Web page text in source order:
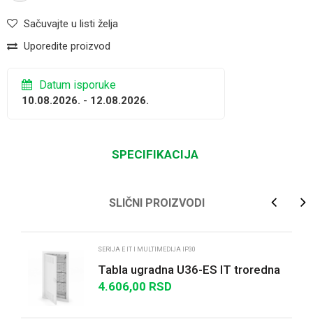
Sačuvajte u listi želja
Uporedite proizvod
Datum isporuke
10.08.2026. - 12.08.2026.
SPECIFIKACIJA
SLIČNI PROIZVODI
SERIJA E IT I MULTIMEDIJA IP30
Tabla ugradna U36-ES IT troredna
4.606,00 RSD